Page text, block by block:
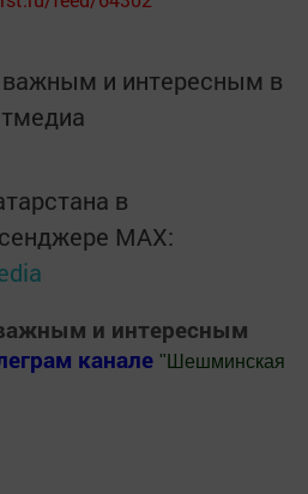
и интересным в
в
MАХ:
и интересным
канале " Шешминская